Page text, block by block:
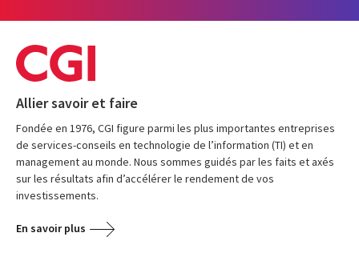
Allier savoir et faire
Fondée en 1976, CGI figure parmi les plus importantes entreprises
de services-conseils en technologie de l’information (TI) et en
management au monde. Nous sommes guidés par les faits et axés
sur les résultats afin d’accélérer le rendement de vos
investissements.
En savoir plus